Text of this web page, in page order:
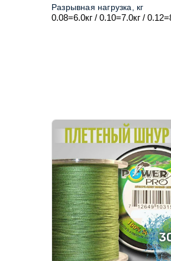
Разрывная нагрузка, кг
0.08=6.0кг / 0.10=7.0кг /